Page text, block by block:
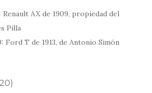
Renault AX de 1909, propiedad del
Pilla
Ford T de 1913, de Antonio Simón